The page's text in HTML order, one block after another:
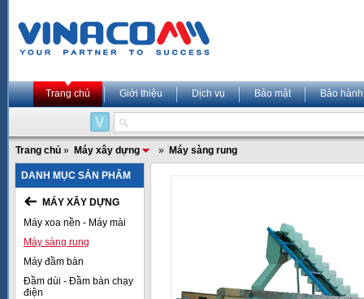
Trang chủ Giới thiệu Dịch vụ Bảo mật Bảo hành
Trang chủ » Máy xây dựng » Máy sàng rung
DANH MỤC SẢN PHẨM
MÁY XÂY DỰNG
Máy xoa nền - Máy mài
Máy sàng rung
Máy đầm bàn
Đầm dùi - Đầm bàn chạy
điện